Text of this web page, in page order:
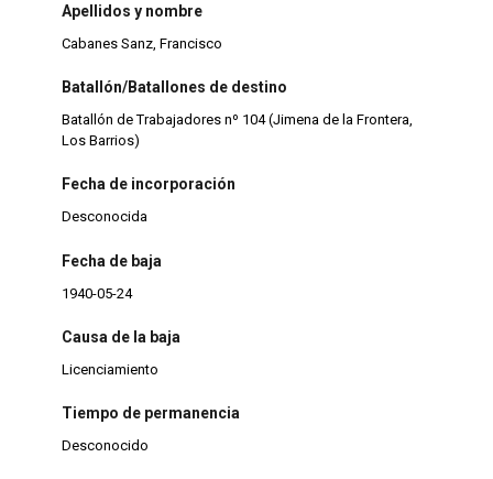
Apellidos y nombre
Cabanes Sanz, Francisco
Batallón/Batallones de destino
Batallón de Trabajadores nº 104 (Jimena de la Frontera,
Los Barrios)
Fecha de incorporación
Desconocida
Fecha de baja
1940-05-24
Causa de la baja
Licenciamiento
Tiempo de permanencia
Desconocido